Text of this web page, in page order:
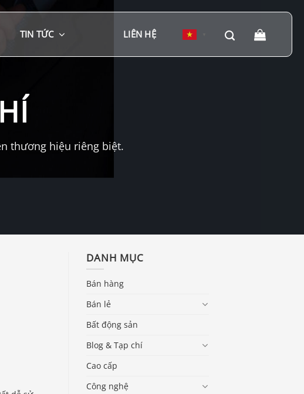
TIN TỨC LIÊN HỆ
thương hiệu riêng biệt.
DANH MỤC
Bán hàng
Bán lẻ
Bất động sản
Blog & Tạp chí
Cao cấp
Công nghệ